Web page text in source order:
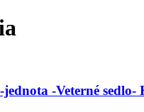
-Veterné sedlo-